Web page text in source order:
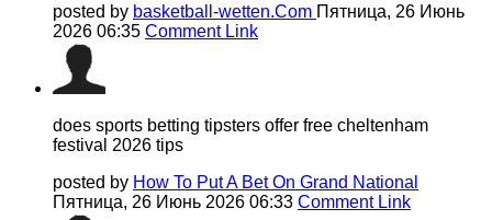
posted by basketball-wetten.Com Пятница, 26 Июнь
2026 06:35 Comment Link
does sports betting tipsters offer free cheltenham
festival 2026 tips​
posted by How To Put A Bet On Grand National​
Пятница, 26 Июнь 2026 06:33 Comment Link